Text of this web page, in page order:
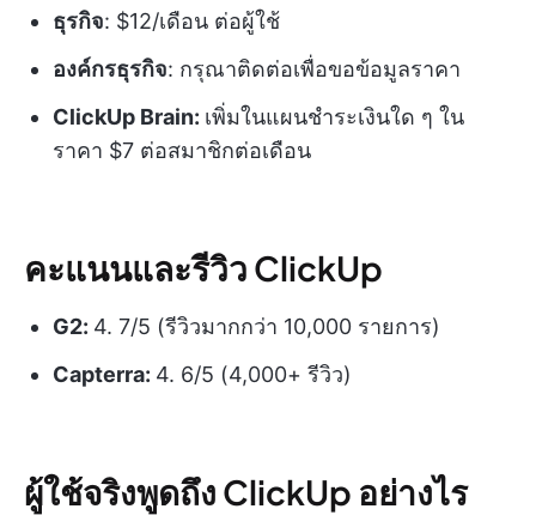
ธุรกิจ: $12/เดือน ต่อผู้ใช้
องค์กรธุรกิจ: กรุณาติดต่อเพื่อขอข้อมูลราคา
ClickUp Brain: เพิ่มในแผนชำระเงินใด ๆ ใน
ราคา $7 ต่อสมาชิกต่อเดือน
คะแนนและรีวิว ClickUp
G2: 4. 7/5 (รีวิวมากกว่า 10,000 รายการ)
Capterra: 4. 6/5 (4,000+ รีวิว)
ผู้ใช้จริงพูดถึง ClickUp อย่างไร